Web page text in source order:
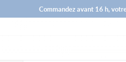
Commandez avant 16 h,